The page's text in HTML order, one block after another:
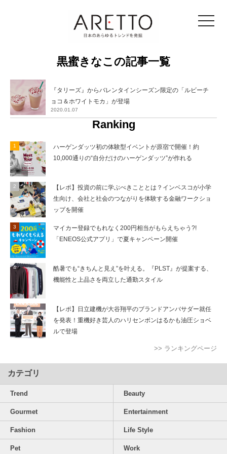
toggle
黒蜜きなこの記事一覧
『タリーズ』からバレンタインシーズン限定の「ルビーチ
ョコ＆ホワイトモカ」が登場
2020.01.07
Ranking
ハーゲンダッツ初の体験型イベントが原宿で開催！約
10,000通りの“自分だけのハーゲンダッツ”が作れる
【レポ】投資の前に学ぶべきこととは？インベスコが小学
生向け、会社と社会のつながりを体験する金融ワークショ
ップを開催
マイカー登録でもれなく200円相当がもらえちゃう?!
「ENEOS公式アプリ」で夏キャンペーン開催
酷暑でも“きちんと見え”を叶える。『PLST』が提案する、
機能性と上品さを両立した通勤スタイル
【レポ】日立建機が大谷翔平のブランドアンバサダー就任
を発表！重機好き芸人のハリセンボンはるかも油圧ショベ
ルで登場
>> ランキングページ
カテゴリ
Trend Beauty
Gourmet Entertainment
Fashion Life Style
Pet Work